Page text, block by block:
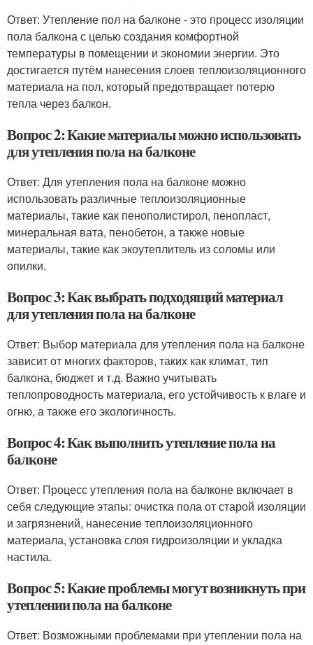
Ответ: Утепление пол на балконе - это процесс изоляции
пола балкона с целью создания комфортной
температуры в помещении и экономии энергии. Это
достигается путём нанесения слоев теплоизоляционного
материала на пол, который предотвращает потерю
тепла через балкон.
Вопрос 2: Какие материалы можно использовать
для утепления пола на балконе
Ответ: Для утепления пола на балконе можно
использовать различные теплоизоляционные
материалы, такие как пенополистирол, пенопласт,
минеральная вата, пенобетон, а также новые
материалы, такие как экоутеплитель из соломы или
опилки.
Вопрос 3: Как выбрать подходящий материал
для утепления пола на балконе
Ответ: Выбор материала для утепления пола на балконе
зависит от многих факторов, таких как климат, тип
балкона, бюджет и т.д. Важно учитывать
теплопроводность материала, его устойчивость к влаге и
огню, а также его экологичность.
Вопрос 4: Как выполнить утепление пола на
балконе
Ответ: Процесс утепления пола на балконе включает в
себя следующие этапы: очистка пола от старой изоляции
и загрязнений, нанесение теплоизоляционного
материала, установка слоя гидроизоляции и укладка
настила.
Вопрос 5: Какие проблемы могут возникнуть при
утеплении пола на балконе
Ответ: Возможными проблемами при утеплении пола на